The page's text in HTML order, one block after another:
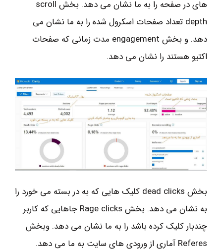
های در صفحه را به ما نشان می دهد. بخش scroll
depth تعداد صفحات اسکرول شده را به ما نشان می
دهد. و بخش engagement مدت زمانی که صفحات
اکتیو هستند را نشان می دهد.
بخش dead clicks کلیک هایی که به در بسته می خورد را
به نشان می دهد. بخش Rage clicks جاهایی که کاربر
چندبار کلیک کرده باشد را به ما نشان می دهد. و‌بخش
Referes آماری از ورودی های سایت به ما می دهد.